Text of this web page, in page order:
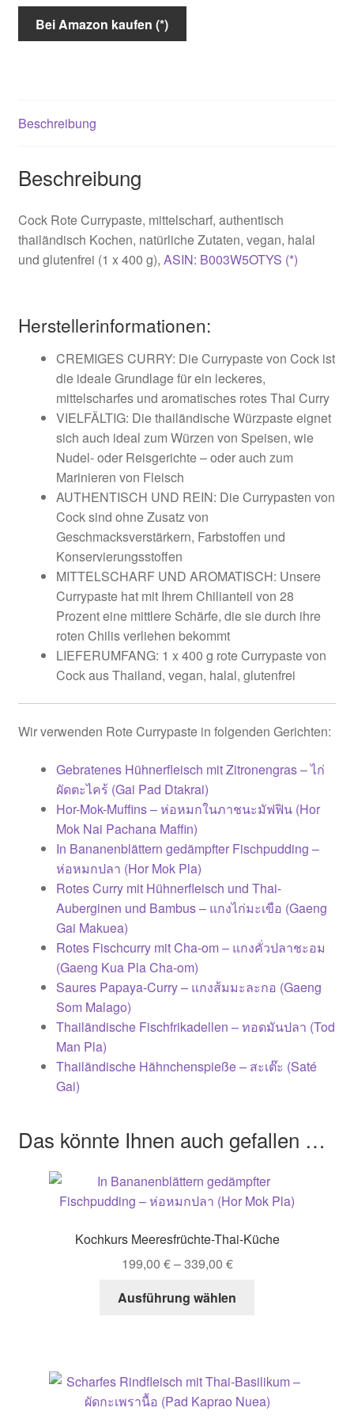
Bei Amazon kaufen (*)
Beschreibung
Beschreibung
Cock Rote Currypaste, mittelscharf, authentisch
thailändisch Kochen, natürliche Zutaten, vegan, halal
und glutenfrei (1 x 400 g), ASIN: B003W5OTYS (*)
Herstellerinformationen:
CREMIGES CURRY: Die Currypaste von Cock ist
die ideale Grundlage für ein leckeres,
mittelscharfes und aromatisches rotes Thai Curry
VIELFÄLTIG: Die thailändische Würzpaste eignet
sich auch ideal zum Würzen von Speisen, wie
Nudel- oder Reisgerichte – oder auch zum
Marinieren von Fleisch
AUTHENTISCH UND REIN: Die Currypasten von
Cock sind ohne Zusatz von
Geschmacksverstärkern, Farbstoffen und
Konservierungsstoffen
MITTELSCHARF UND AROMATISCH: Unsere
Currypaste hat mit Ihrem Chilianteil von 28
Prozent eine mittlere Schärfe, die sie durch ihre
roten Chilis verliehen bekommt
LIEFERUMFANG: 1 x 400 g rote Currypaste von
Cock aus Thailand, vegan, halal, glutenfrei
Wir verwenden Rote Currypaste in folgenden Gerichten:
Gebratenes Hühnerfleisch mit Zitronengras – ไก่
ผัดตะไคร้ (Gai Pad Dtakrai)
Hor-Mok-Muffins – ห่อหมกในภาชนะมัฟฟิน (Hor
Mok Nai Pachana Maffin)
In Bananenblättern gedämpfter Fischpudding –
ห่อหมกปลา (Hor Mok Pla)
Rotes Curry mit Hühnerfleisch und Thai-
Auberginen und Bambus – แกงไก่มะเขือ (Gaeng
Gai Makuea)
Rotes Fischcurry mit Cha-om – แกงคั่วปลาชะอม
(Gaeng Kua Pla Cha-om)
Saures Papaya-Curry – แกงส้มมะละกอ (Gaeng
Som Malago)
Thailändische Fischfrikadellen – ทอดมันปลา (Tod
Man Pla)
Thailändische Hähnchenspieße – สะเต๊ะ (Saté
Gai)
Das könnte Ihnen auch gefallen …
Kochkurs Meeresfrüchte-Thai-Küche
199,00 €–339,00 €
Ausführung wählen
auf.
Die